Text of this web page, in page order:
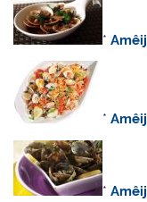
*
*
*